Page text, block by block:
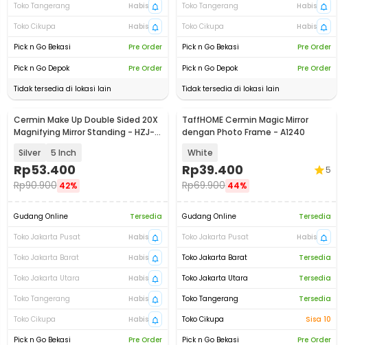
Toko Tangerang
Habis
Toko Cikupa
Habis
Pick n Go Bekasi
Pre Order
Pick n Go Depok
Pre Order
Tidak tersedia di lokasi lain
Toko Tangerang
Habis
Toko Cikupa
Habis
Pick n Go Bekasi
Pre Order
Pick n Go Depok
Pre Order
Tidak tersedia di lokasi lain
Baru
Cermin Make Up Double Sided 20X
Magnifying Mirror Standing - HZJ-
Silver 5 Inch
Rp53.400
Rp90.900 42%
Gudang Online
Tersedia
Toko Jakarta Pusat
Habis
Toko Jakarta Barat
Habis
Toko Jakarta Utara
Habis
Toko Tangerang
Habis
Toko Cikupa
Habis
Pick n Go Bekasi
Pre Order
TaffHOME Cermin Magic Mirror
dengan Photo Frame - A1240
White
Rp39.400
Rp69.900 44%
5
Gudang Online
Tersedia
Toko Jakarta Pusat
Habis
Toko Jakarta Barat
Tersedia
Toko Jakarta Utara
Tersedia
Toko Tangerang
Tersedia
Toko Cikupa
Sisa 10
Pick n Go Bekasi
Pre Order